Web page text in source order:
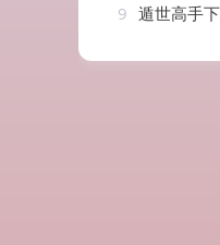
9 遁世高手